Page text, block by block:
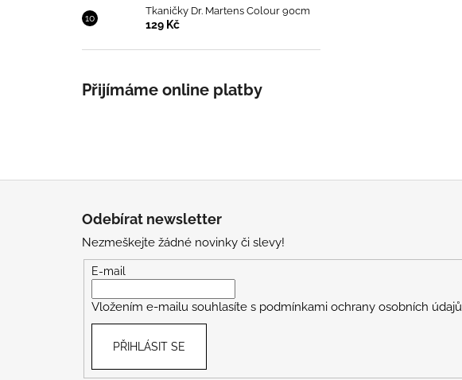
Tkaničky Dr. Martens Colour 90cm
129 Kč
Přijímáme online platby
Odebírat newsletter
Nezmeškejte žádné novinky či slevy!
E-mail
Vložením e-mailu souhlasíte s podmínkami ochrany osobních údajů
PŘIHLÁSIT SE